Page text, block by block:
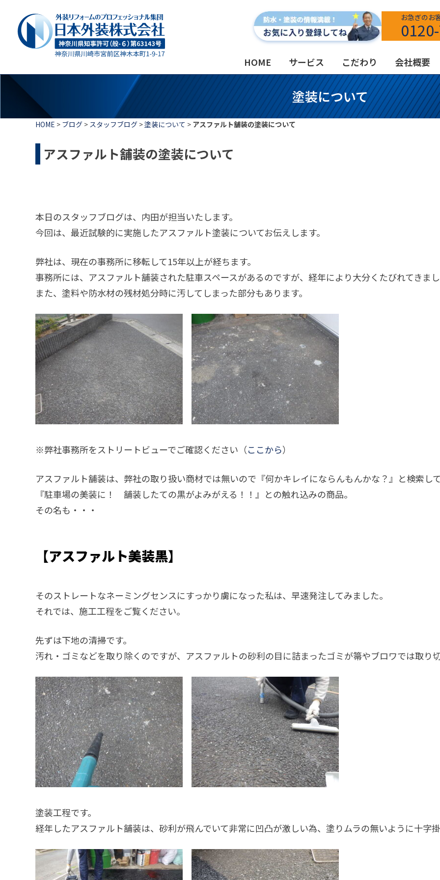
お急ぎのお
HOME サービス こだわり 会社概要
塗装について
HOME > ブログ > スタッフブログ >塗装について > アスファルト舗装の塗装について
アスファルト舗装の塗装について
本日のスタッフブログは、内田が担当いたします。
今回は、最近試験的に実施したアスファルト塗装についてお伝えします。
弊社は、現在の事務所に移転して15年以上が経ちます。
事務所には、アスファルト舗装された駐車スペースがあるのですが、経年により大分くたびれてきま
また、塗料や防水材の残材処分時に汚してしまった部分もあります。
※弊社事務所をストリートビューでご確認ください（ここから）
アスファルト舗装は、弊社の取り扱い商材では無いので『何かキレイにならんもんかな？』と検索し
『駐車場の美装に！ 舗装したての黒がよみがえる！！』との触れ込みの商品。
その名も・・・
【アスファルト美装黒】
そのストレートなネーミングセンスにすっかり虜になった私は、早速発注してみました。
それでは、施工工程をご覧ください。
先ずは下地の清掃です。
汚れ・ゴミなどを取り除くのですが、アスファルトの砂利の目に詰まったゴミが箒やブロワでは取り
塗装工程です。
経年したアスファルト舗装は、砂利が飛んでいて非常に凹凸が激しい為、塗りムラの無いように十字